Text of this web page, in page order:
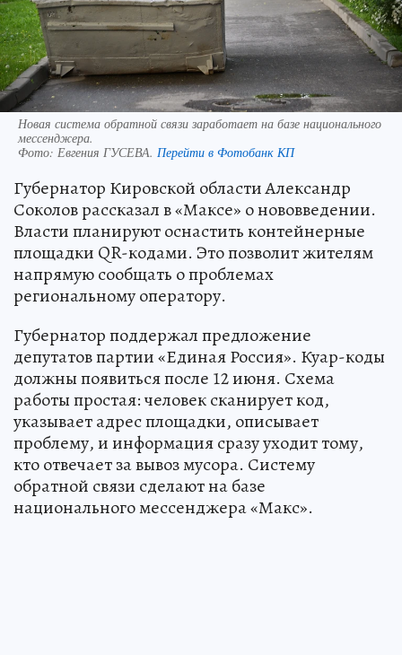
Новая система обратной связи заработает на базе национального
мессенджера.
Фото: Евгения ГУСЕВА. Перейти в Фотобанк КП
Губернатор Кировской области Александр
Соколов рассказал в «Максе» о нововведении.
Власти планируют оснастить контейнерные
площадки QR-кодами. Это позволит жителям
напрямую сообщать о проблемах
региональному оператору.
Губернатор поддержал предложение
депутатов партии «Единая Россия». Куар-коды
должны появиться после 12 июня. Схема
работы простая: человек сканирует код,
указывает адрес площадки, описывает
проблему, и информация сразу уходит тому,
кто отвечает за вывоз мусора. Систему
обратной связи сделают на базе
национального мессенджера «Макс».